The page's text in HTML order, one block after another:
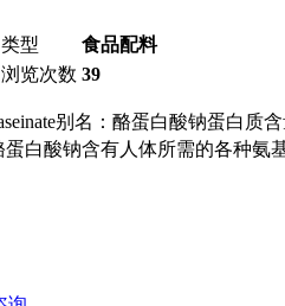
类型
食品配料
浏览次数 39
别名：酪蛋白酸钠蛋白
白酸钠含有人体所需的各种氨